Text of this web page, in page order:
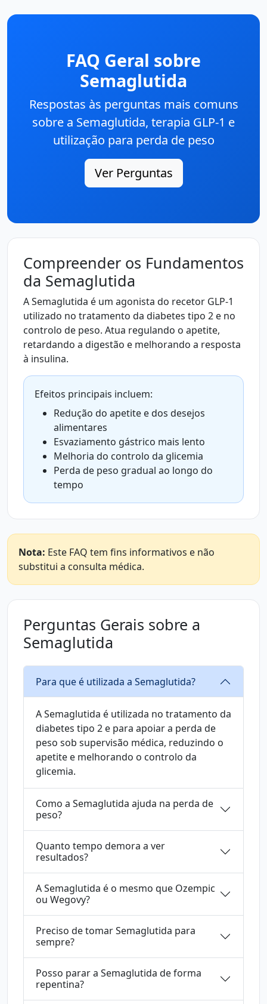
FAQ Geral sobre
Semaglutida
Respostas às perguntas mais comuns
sobre a Semaglutida, terapia GLP-1 e
utilização para perda de peso
Ver Perguntas
Compreender os Fundamentos
da Semaglutida
A Semaglutida é um agonista do recetor GLP-1
utilizado no tratamento da diabetes tipo 2 e no
controlo de peso. Atua regulando o apetite,
retardando a digestão e melhorando a resposta
à insulina.
Efeitos principais incluem:
Redução do apetite e dos desejos
alimentares
Esvaziamento gástrico mais lento
Melhoria do controlo da glicemia
Perda de peso gradual ao longo do
tempo
Nota: Este FAQ tem fins informativos e não
substitui a consulta médica.
Perguntas Gerais sobre a
Semaglutida
Para que é utilizada a Semaglutida?
A Semaglutida é utilizada no tratamento da
diabetes tipo 2 e para apoiar a perda de
peso sob supervisão médica, reduzindo o
apetite e melhorando o controlo da
glicemia.
Como a Semaglutida ajuda na perda de
peso?
Quanto tempo demora a ver
resultados?
A Semaglutida é o mesmo que Ozempic
ou Wegovy?
Preciso de tomar Semaglutida para
sempre?
Posso parar a Semaglutida de forma
repentina?